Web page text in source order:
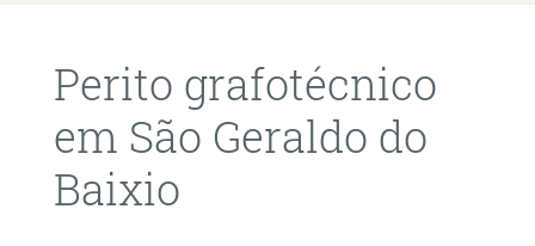
Perito grafotécnico
em São Geraldo do
Baixio